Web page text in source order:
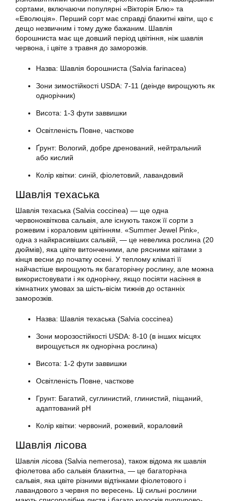
сортами, включаючи популярні «Вікторія Блю» та
«Еволюція». Перший сорт має справді блакитні квіти, що є
дещо незвичним і тому дуже бажаним. Шавлія
борошниста має ще довший період цвітіння, ніж шавлія
червона, і цвіте з травня до заморозків.
Назва: Шавлія борошниста (Salvia farinacea)
Зони зимостійкості USDA: 7-11 (деінде вирощують як
однорічник)
Висота: 1-3 фути заввишки
Освітленість Повне, часткове
Ґрунт: Вологий, добре дренований, нейтральний
або кислий
Колір квітки: синій, фіолетовий, лавандовий
Шавлія техаська
Шавлія техаська (Salvia coccinea) — ще одна
червоноквіткова сальвія, але існують також її сорти з
рожевим і кораловим цвітінням. «Summer Jewel Pink»,
одна з найкрасивіших сальвій, — це невелика рослина (20
дюймів), яка цвіте витонченими, але рясними квітами з
кінця весни до початку осені. У теплому кліматі її
найчастіше вирощують як багаторічну рослину, але можна
використовувати і як однорічну, якщо посіяти насіння в
кімнатних умовах за шість-вісім тижнів до останніх
заморозків.
Назва: Шавлія техаська (Salvia coccinea)
Зони морозостійкості USDA: 8-10 (в інших місцях
вирощується як однорічна рослина)
Висота: 1-2 фути заввишки
Освітленість Повне, часткове
Грунт: Багатий, суглинистий, глинистий, піщаний,
адаптований рН
Колір квітки: червоний, рожевий, кораловий
Шавлія лісова
Шавлія лісова (Salvia nemerosa), також відома як шавлія
фіолетова або сальвія блакитна, — це багаторічна
сальвія, яка цвіте різними відтінками фіолетового і
лавандового з червня по вересень. Ці сильні рослини